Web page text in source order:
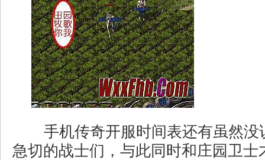
手机传奇开服时间表还有虽然没
急切的战士们，与此同时和庄园卫士